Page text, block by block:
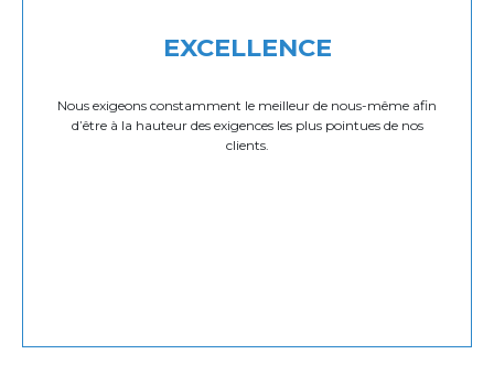
EXCELLENCE
Nous exigeons constamment le meilleur de nous-même afin
d’être à la hauteur des exigences les plus pointues de nos
clients.